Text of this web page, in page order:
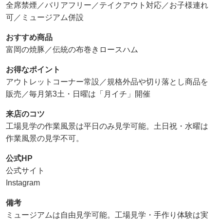
全席禁煙／バリアフリー／テイクアウト対応／お子様連れ
可／ミュージアム併設
おすすめ商品
富岡の焼豚／伝統の布巻きロースハム
お得なポイント
アウトレットコーナー常設／規格外品や切り落とし商品を
販売／毎月第3土・日曜は「月イチ」開催
来店のコツ
工場見学の作業風景は平日のみ見学可能。土日祝・水曜は
作業風景の見学不可。
公式HP
公式サイト
Instagram
備考
ミュージアムは自由見学可能。工場見学・手作り体験は実